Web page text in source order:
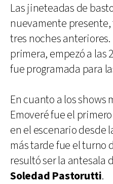
Las jineteadas de
nuevamente
tres noches anteriores.
primera, empezó a las
fue programada para
En cuanto a los shows
Emoveré fue el
en el escenario desde
más tarde fue el turno
resultó ser la antesala
Soledad Pastorutti.